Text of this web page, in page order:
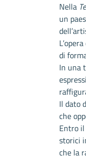
Nella
un
di
In una
Il dato
che
Entro
storici
che la